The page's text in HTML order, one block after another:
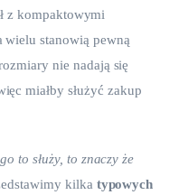
z kompaktowymi
stanowią pewną
nie nadają się
miałby służyć zakup
to służy, to znaczy że
kilka typowych